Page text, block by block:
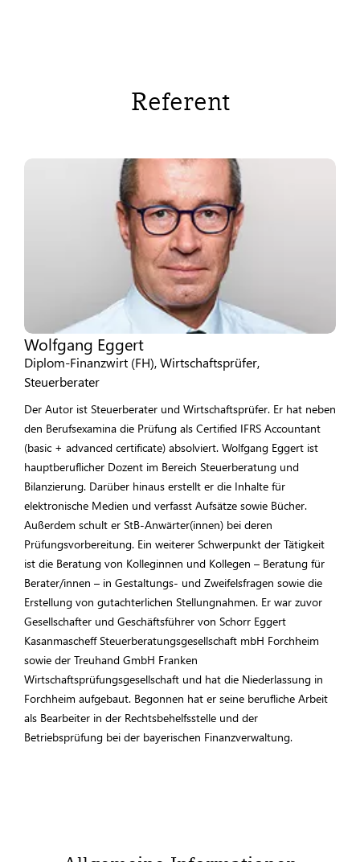
Referent
Wolfgang Eggert
Diplom-Finanzwirt (FH), Wirtschaftsprüfer,
Steuerberater
Der Autor ist Steuerberater und Wirtschaftsprüfer. Er hat neben
den Berufsexamina die Prüfung als Certified IFRS Accountant
(basic + advanced certificate) absolviert. Wolfgang Eggert ist
hauptberuflicher Dozent im Bereich Steuerberatung und
Bilanzierung. Darüber hinaus erstellt er die Inhalte für
elektronische Medien und verfasst Aufsätze sowie Bücher.
Außerdem schult er StB-Anwärter(innen) bei deren
Prüfungsvorbereitung. Ein weiterer Schwerpunkt der Tätigkeit
ist die Beratung von Kolleginnen und Kollegen – Beratung für
Berater/innen – in Gestaltungs- und Zweifelsfragen sowie die
Erstellung von gutachterlichen Stellungnahmen. Er war zuvor
Gesellschafter und Geschäftsführer von Schorr Eggert
Kasanmascheff Steuerberatungsgesellschaft mbH Forchheim
sowie der Treuhand GmbH Franken
Wirtschaftsprüfungsgesellschaft und hat die Niederlassung in
Forchheim aufgebaut. Begonnen hat er seine berufliche Arbeit
als Bearbeiter in der Rechtsbehelfsstelle und der
Betriebsprüfung bei der bayerischen Finanzverwaltung.